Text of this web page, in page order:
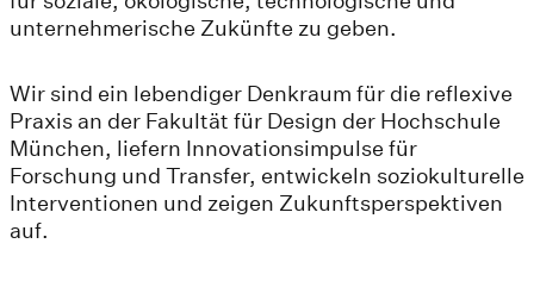
unternehmerische Zukünfte zu geben.
Wir sind ein lebendiger Denkraum für die reflexive
Praxis an der Fakultät für Design der Hochschule
München, liefern Innovationsimpulse für
Forschung und Transfer, entwickeln soziokulturelle
Interventionen und zeigen Zukunftsperspektiven
auf.